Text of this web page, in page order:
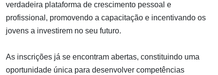
verdadeira plataforma de crescimento pessoal e
profissional, promovendo a capacitação e incentivando os
jovens a investirem no seu futuro.
As inscrições já se encontram abertas, constituindo uma
oportunidade única para desenvolver competências